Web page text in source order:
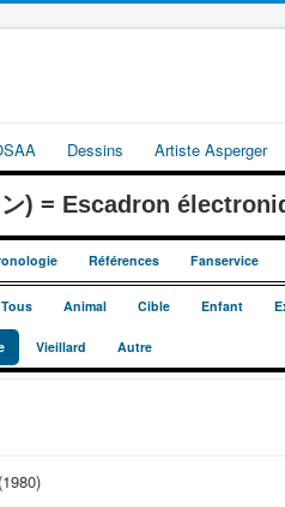
Dessins Artiste Asperger
) = Escadron
Références Fanservice
Tous Animal Cible Enfant
Vieillard Autre